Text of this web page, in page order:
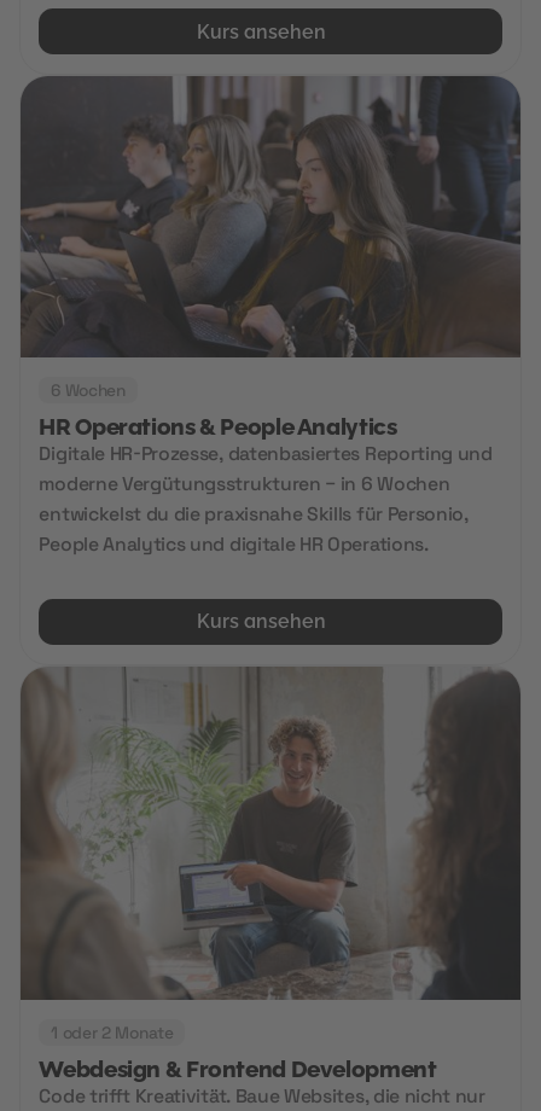
Kurs ansehen
6 Wochen
HR Operations & People Analytics
Digitale HR-Prozesse, datenbasiertes Reporting und
moderne Vergütungsstrukturen – in 6 Wochen
entwickelst du die praxisnahe Skills für Personio,
People Analytics und digitale HR Operations.
Kurs ansehen
1 oder 2 Monate
Webdesign & Frontend Development
Code trifft Kreativität. Baue Websites, die nicht nur